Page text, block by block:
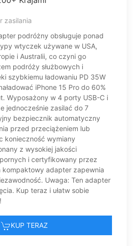
zasilania
podróżny obsługuje ponad
wtyczek używane w USA,
i Australii, co czyni go
podróży służbowych i
szybkiemu ładowaniu PD 35W
iPhone 15 Pro do 60%
Wyposażony w 4 porty USB-C i
jednocześnie zasilać do 7
bezpiecznik automatyczny
przed przeciążeniem lub
konieczność wymiany
z wysokiej jakości
i certyfikowany przez
kompaktowy adapter zapewnia
Uwaga: Ten adapter
Kup teraz i ułatw sobie
KUP TERAZ